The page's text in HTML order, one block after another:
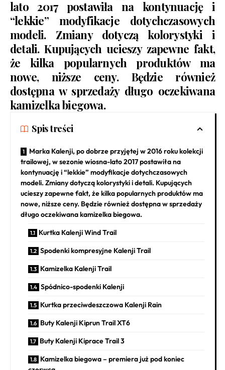
lato 2017 postawiła na kontynuację i
“lekkie” modyfikacje dotychczasowych
modeli. Zmiany dotyczą kolorystyki i
detali. Kupujących ucieszy zapewne fakt,
że kilka popularnych produktów ma
nowe, niższe ceny. Będzie również
dostępna w sprzedaży długo oczekiwana
kamizelka biegowa.
Spis treści
Marka Kalenji, po dobrze przyjętej w 2016 roku kolekcji
trailowej, w sezonie wiosna-lato 2017 postawiła na
kontynuację i “lekkie” modyfikacje dotychczasowych
modeli. Zmiany dotyczą kolorystyki i detali. Kupujących
ucieszy zapewne fakt, że kilka popularnych produktów ma
nowe, niższe ceny. Będzie również dostępna w sprzedaży
długo oczekiwana kamizelka biegowa.
Kurtka Kalenji Wind Trail
Spodenki kompresyjne Kalenji Trail
Kamizelka Kalenji Trail
Spódnico-spodenki Kalenji
Kurtka przeciwdeszczowa Kalenji Rain
Buty Kalenji Kiprun Trail XT6
Buty Kalenji Kiprace Trail 3
Kamizelka biegowa – premiera już pod koniec